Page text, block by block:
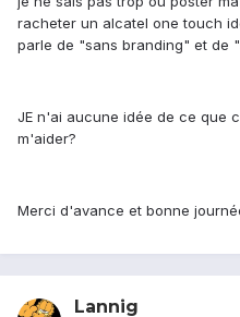
racheter un alcatel one touch
parle de "sans branding" et de
JE n'ai aucune idée de ce que
m'aider?
Merci d'avance et bonne
Lannig